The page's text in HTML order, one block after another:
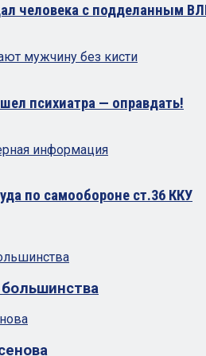
человека с подделанным
психиатра — оправдать!
по самообороне ст.36 ККУ